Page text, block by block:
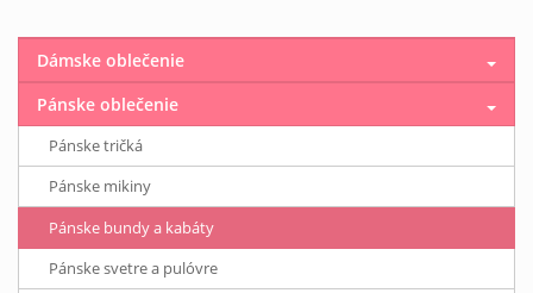
Dámske oblečenie
Pánske oblečenie
Pánske tričká
Pánske mikiny
Pánske bundy a kabáty
Pánske svetre a pulóvre